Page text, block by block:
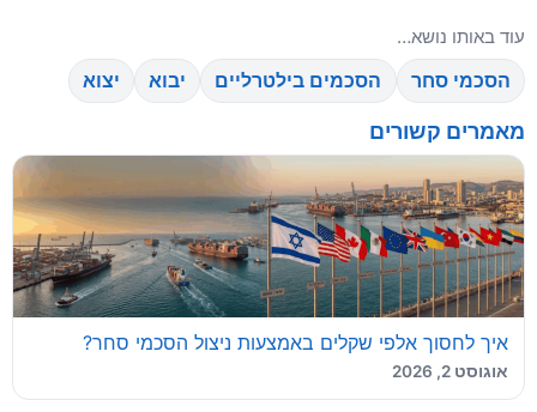
עוד באותו נושא…
הסכמי סחר הסכמים בילטרליים יבוא יצוא
מאמרים קשורים
איך לחסוך אלפי שקלים באמצעות ניצול הסכמי סחר?
אוגוסט 2, 2026